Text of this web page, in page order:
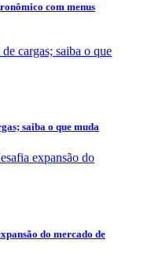
com menus
saiba o que muda
do mercado de